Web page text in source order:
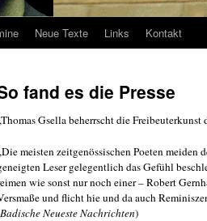
Neue Texte Links Kontakt
fand es die Presse
Gsella beherrscht die Freibeuterkunst
meisten zeitgenössischen Poeten meiden
Leser gelegentlich das Gefühl
wie sonst nur noch einer – Robert
und flicht hie und da auch
Badische Neueste Nachrichten)